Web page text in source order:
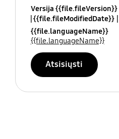
Versija {{file.fileVersion}}
{{file.fileModifiedDate}}
{{file.languageName}}
{{file.languageName}}
Atsisiųsti